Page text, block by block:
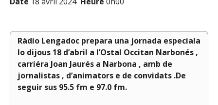
Ràdio Lengadoc prepara una jornada especiala
lo dijous 18 d’abril a l’Ostal Occitan Narbonés ,
carriéra Joan Jaurés a Narbona , amb de
jornalistas , d’animators e de convidats .De
seguir sus 95.5 fm e 97.0 fm.